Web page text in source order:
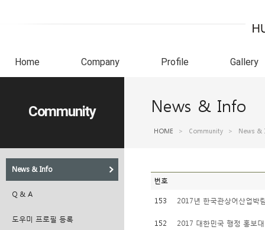
Home Company Profile Gallery
Community
News & Info
Q & A
도우미 프로필 등록
News & Info
HOME > Community > News &
번호
153 2017년 한국관상어산업박
152 2017 대한민국 행정 홍보